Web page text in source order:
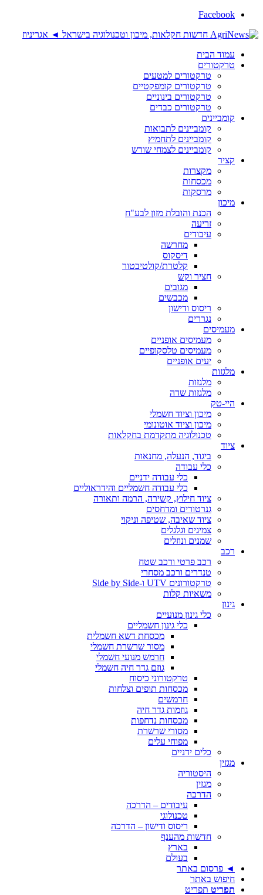
Facebook
עמוד הבית
טרקטורים
טרקטורים למטעים
טרקטורים קומפקטיים
טרקטורים בינוניים
טרקטורים כבדים
קומביינים
קומביינים לתבואות
קומביינים לתחמיץ
קומביינים לצמחי שורש
קציר
מקצרות
מכסחות
מרסקות
מיכון
הכנת והובלת מזון לבע"ח
זריעה
עיבודים
מחרשה
דיסקוס
קלטרת/קולטיבטור
חציר וקש
מגובים
מכבשים
ריסוס ודישון
נגררים
מעמיסים
מעמיסים אופניים
מעמיסים טלסקופיים
יעים אופניים
מלגזות
מלגזות
מלגזות שדה
היי-טק
מיכון וציוד חשמלי
מיכון וציוד אוטונומי
טכנולוגיה מתקדמת בחקלאות
ציוד
ביגוד, הנעלה, מחנאות
כלי עבודה
כלי עבודה ידניים
כלי עבודה חשמליים והידראוליים
ציוד חילוץ, קשירה, הרמה ותאורה
גנרטורים ומדחסים
ציוד שאיבה, שטיפה וניקוי
צמיגים וגלגלים
שמנים ונוזלים
רכב
רכב פרטי ורכב שטח
טנדרים ורכב מסחרי
טרקטורונים UTV ו-Side by Side
משאיות קלות
גינון
כלי גינון מנועיים
כלי גינון חשמליים
מכסחת דשא חשמלית
מסור שרשרת חשמלי
חרמש מנועי חשמלי
גוזם גדר חיה חשמלי
טרקטורוני כיסוח
מכסחות תופים וצלחות
חרמשים
גוזמות גדר חיה
מכסחות נדחפות
מסורי שרשרת
מפוחי עלים
כלים ידניים
מגזין
היסטוריה
מגזין
הדרכה
עיבודים – הדרכה
טכנולוגי
ריסוס ודישון – הדרכה
חדשות מהענף
בארץ
בעולם
◄ פרסום באתר
חיפוש באתר
תפריט תפריט